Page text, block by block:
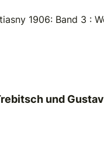
1906: Band 3 :
und